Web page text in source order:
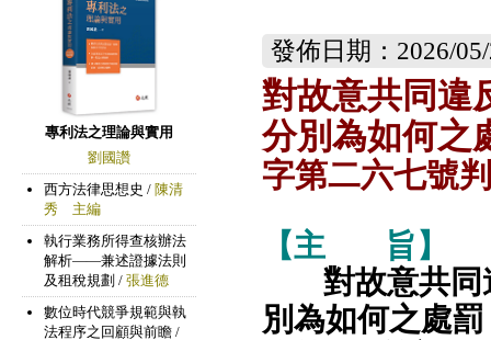
發佈日期：2026/
對故意共同違
分別為如何之
字第二六七號
【主
旨】
對故意共
別為如何之處